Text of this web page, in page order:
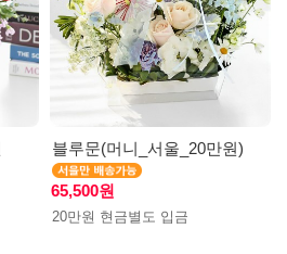
블루문(머니_서울_20만원)
65,500원
20만원 현금별도 입금